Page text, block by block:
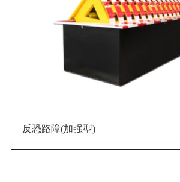
反恐路障(加强型)